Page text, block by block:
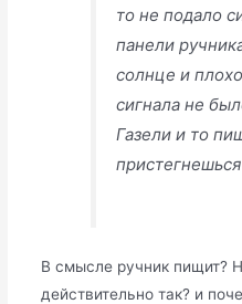
то не подало
панели
солнце и
сигнала не
Газели и то
В смысле ручник пищит?
действительно так? и